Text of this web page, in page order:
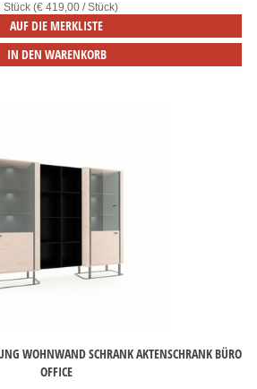
Stück (€ 419,00 / Stück)
AUF DIE MERKLISTE
IN DEN WARENKORB
WOHNWAND SCHRANK AKTENSCHRANK BÜRO
OFFICE